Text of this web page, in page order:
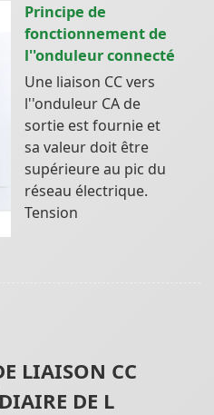
Principe de
fonctionnement de
l''onduleur connecté
Une liaison CC vers
l''onduleur CA de
sortie est fournie et
sa valeur doit être
supérieure au pic du
réseau électrique.
Tension
LIAISON CC
DE L